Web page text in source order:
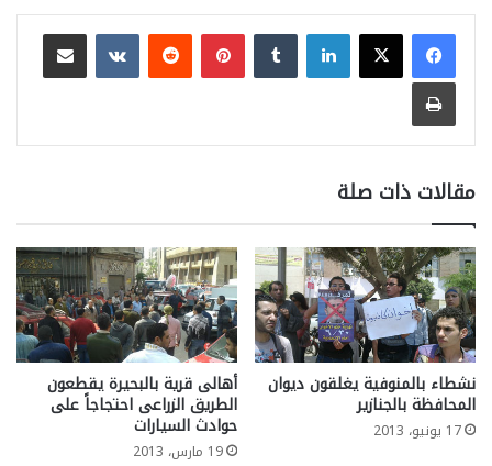
لينكدإن بينتيريست
مشاركة عبر البريد
طباعة
مقالات ذات صلة
نشطاء بالمنوفية يغلقون ديوان
المحافظة بالجنازير
17 يونيو، 2013
أهالى قرية بالبحيرة يقطعون
الطريق الزراعى احتجاجاً على
حوادث السيارات
19 مارس، 2013